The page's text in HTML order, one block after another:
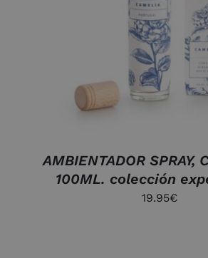
AMBIENTADOR SPRAY,
100ML. colección
19.95€